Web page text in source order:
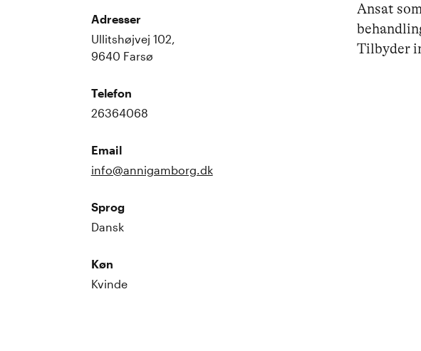
Adresser
Ullitshøjvej 102,
9640 Farsø
Telefon
26364068
Email
info@annigamborg.dk
Sprog
Dansk
Køn
Kvinde
Ansat